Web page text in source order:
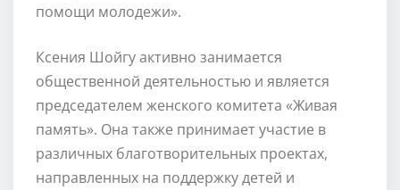
помощи молодежи».
Ксения Шойгу активно занимается
общественной деятельностью и является
председателем женского комитета «Живая
память». Она также принимает участие в
различных благотворительных проектах,
направленных на поддержку детей и